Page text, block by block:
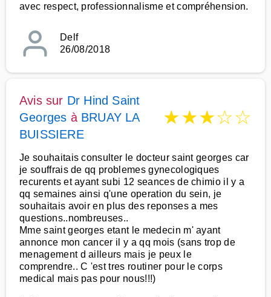
avec respect, professionnalisme et compréhension.
Delf
26/08/2018
Avis sur Dr Hind Saint
Georges à BRUAY LA
BUISSIERE
★★★☆☆
Je souhaitais consulter le docteur saint georges car
je souffrais de qq problemes gynecologiques
recurents et ayant subi 12 seances de chimio il y a
qq semaines ainsi q'une operation du sein, je
souhaitais avoir en plus des reponses a mes
questions..nombreuses..
Mme saint georges etant le medecin m' ayant
annonce mon cancer il y a qq mois (sans trop de
menagement d ailleurs mais je peux le
comprendre.. C 'est tres routiner pour le corps
medical mais pas pour nous!!!)